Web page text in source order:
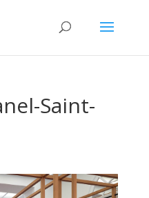
Saint-